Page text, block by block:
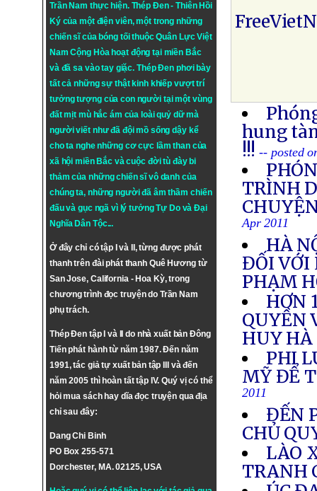
Trần Nam thực hiện. Thép Đen- Thiên Hồi
Ký của một điện viên, một trong những
chiến sĩ của bóng tối thuộc Quân Lực Việt
Nam Cộng Hòa hoạt động tại miền Bắc
và đã sa vào tay giặc. Thép Đen phơi bày
tất cả những sự thật kinh khiếp vượt trí
tưởng tượng của con người tại một vùng
đất mịt mù hắc ám của loài quỷ dữ mà
người viết như đã đội mồ sống dậy kể
cho ta nghe những cơ cực lầm than của
xã hội miền Bắc và cuộc đời tù đày bi
thảm của những chiến sĩ vô danh của
chúng ta, những người đã âm thầm chiến
đấu và gục ngã vì lý tưởngTự DovàĐại
Nghĩa Dân Tộc...
Ở đây chỉ có tập I và II, từng được phát
thanh trên đài phát thanh Quê Hương từ
San Jose, California - Hoa Kỳ, trong
chương trình đọc truyện do Trần Nam
phụ trách.
Thép Đen tập I và II do nhà xuất bản Đông
Tiến phát hành từ năm 1987. Đến năm
1991, tác giả tự xuất bản tập III và đến
năm 2005 thì hoàn tất tập IV. Quý vị có thể
hỏi mua sách hay dĩa đọc truyện qua địa
chỉ sau đây:
Dang Chi Binh
PO Box 255-571
Dorchester, MA. 02125, USA
hung
!!!-- posted
TRÌNH
Apr 2011
HÀ
ĐỐI VỚI
PHẠM
HƠN
QUYỀN
HUY HÀ
PHI
MỸ ĐỂ
2011
ĐẾN
CHỦ
LÀO
TRANH